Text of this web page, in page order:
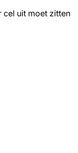
cel uit moet zitten